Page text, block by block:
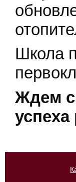
Школа
Ждем с